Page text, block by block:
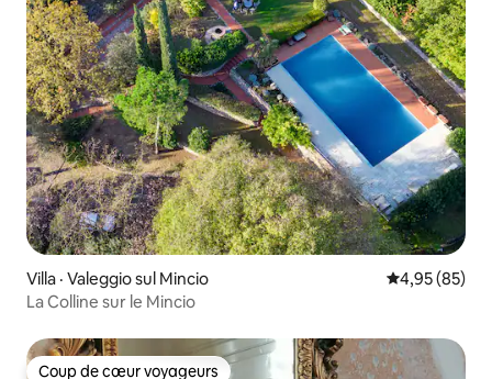
Villa · Valeggio sul Mincio Note
4,95 (85)
La Colline sur le Mincio
Coup de cœur voyageurs